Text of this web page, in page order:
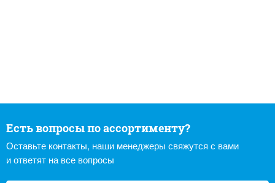
Есть вопросы по ассортименту?
Оставьте контакты, наши менеджеры свяжутся с вами
и ответят на все вопросы